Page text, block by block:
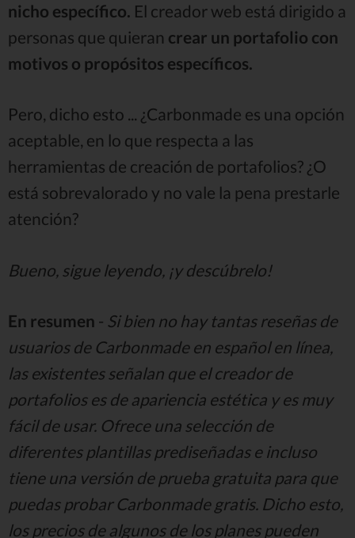
nicho específico. El creador web está dirigido a
personas que quieran crear un portafolio con
motivos o propósitos específicos.
Pero, dicho esto ... ¿Carbonmade es una opción
aceptable, en lo que respecta a las
herramientas de creación de portafolios? ¿O
está sobrevalorado y no vale la pena prestarle
atención?
Bueno, sigue leyendo, ¡y descúbrelo!
En resumen - Si bien no hay tantas reseñas de
usuarios de Carbonmade en español en línea,
las existentes señalan que el creador de
portafolios es de apariencia estética y es muy
fácil de usar. Ofrece una selección de
diferentes plantillas prediseñadas e incluso
tiene una versión de prueba gratuita para que
puedas probar Carbonmade gratis. Dicho esto,
los precios de algunos de los planes pueden